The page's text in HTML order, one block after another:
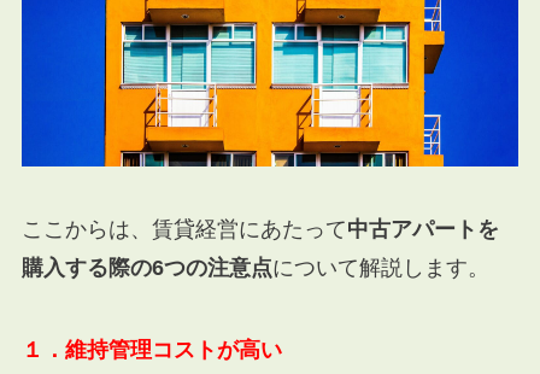
ここからは、賃貸経営にあたって中古アパートを
購入する際の6つの注意点について解説します。
１．維持管理コストが高い